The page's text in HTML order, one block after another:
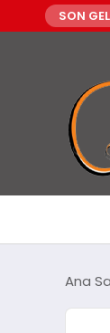
SON
Ana